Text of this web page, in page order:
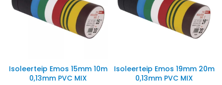
Isoleerteip Emos 15mm 10m
0,13mm PVC MIX
Isoleerteip Emos 19mm 20m
0,13mm PVC MIX